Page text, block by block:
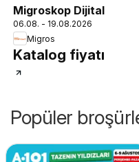
Migroskop Dijital
06.08. - 19.08.2026
Migros
Katalog fiyatı
Popüler